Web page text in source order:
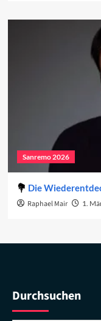
Sanremo 2026
Die
Raphael Mair 1.
Durchsuchen